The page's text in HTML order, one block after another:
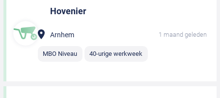
Hovenier
Arnhem 1 maand geleden
MBO Niveau 40-urige werkweek